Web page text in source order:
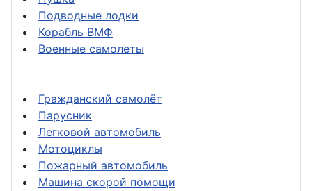
Подводные лодки
Корабль ВМФ
Военные самолеты
Гражданский самолёт
Парусник
Легковой автомобиль
Мотоциклы
Пожарный автомобиль
Машина скорой помощи